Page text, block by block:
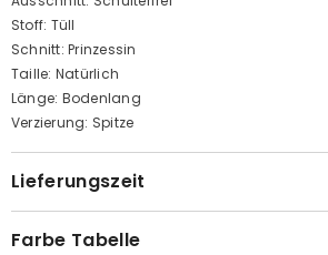
Stoff: Tüll
Schnitt: Prinzessin
Taille: Natürlich
Länge: Bodenlang
Verzierung: Spitze
Lieferungszeit
Farbe Tabelle